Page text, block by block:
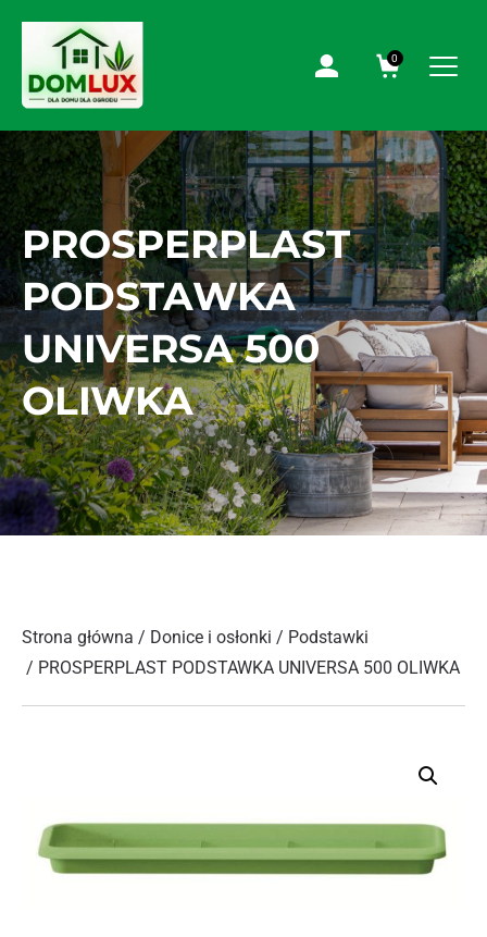
0
PROSPERPLAST
PODSTAWKA
UNIVERSA 500
OLIWKA
Strona główna / Donice i osłonki / Podstawki
/ PROSPERPLAST PODSTAWKA UNIVERSA 500 OLIWKA